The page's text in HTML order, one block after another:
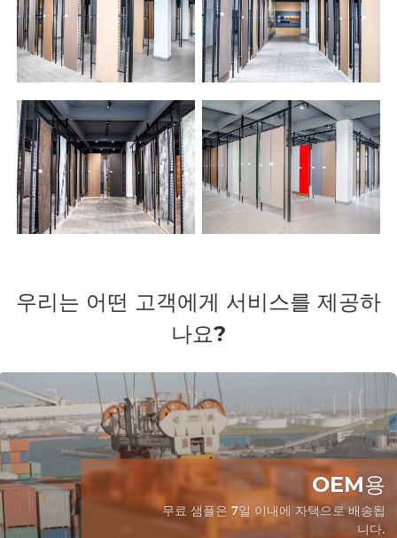
우리는 어떤 고객에게 서비스를 제공하
나요?
OEM용
무료 샘플은 7일 이내에 자택으로 배송됩
니다.